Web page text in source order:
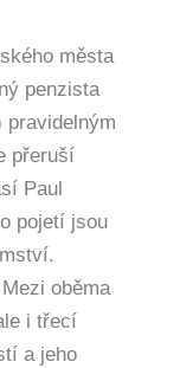
města
penzista
pravidelným
přeruší
Paul
pojetí jsou
oběma
i třecí
a jeho